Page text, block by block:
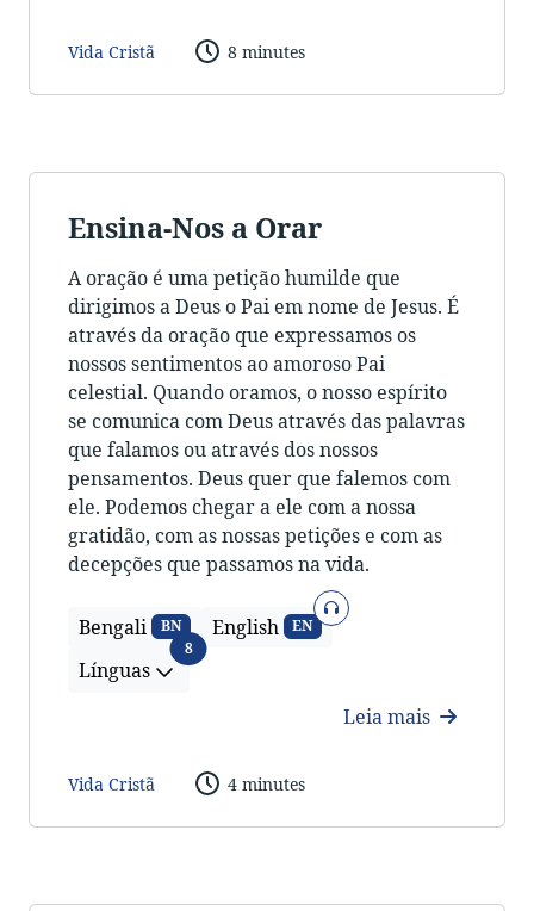
Vida Cristã 8 minutes
Ensina-Nos a Orar
A oração é uma petição humilde que
dirigimos a Deus o Pai em nome de Jesus. É
através da oração que expressamos os
nossos sentimentos ao amoroso Pai
celestial. Quando oramos, o nosso espírito
se comunica com Deus através das palavras
que falamos ou através dos nossos
pensamentos. Deus quer que falemos com
ele. Podemos chegar a ele com a nossa
gratidão, com as nossas petições e com as
decepções que passamos na vida.
Bengali BN English EN
Áudio
Línguas
8Línguas
Leia mais
Vida Cristã 4 minutes